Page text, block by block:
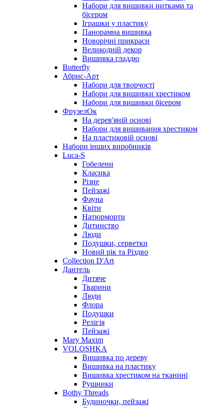
Набори для вишивки нитками та
бісером
Іграшки у пластику
Панорамна вишивка
Новорічні прикраси
Великодній декор
Вишивка гладдю
Butterfly
Абрис-Арт
Набори для творчості
Набори для вишивки хрестиком
Набори для вишивки бісером
ФрузелОк
На дерев'яній основі
Набори для вишивання хрестиком
На пластиковій основі
Набори інших виробників
Luca-S
Гобелени
Класика
Різне
Пейзажі
Фауна
Квіти
Натюрморти
Дитинство
Люди
Подушки, серветки
Новий рік та Різдво
Collection D'Art
Дантель
Дитяче
Тварини
Люди
Флора
Подушки
Релігія
Пейзажі
Mary Maxim
VOLOSHKA
Вишивка по дереву
Вишивка на пластику
Вишивка хрестиком на тканині
Рушники
Bothy Threads
Будиночки, пейзажі